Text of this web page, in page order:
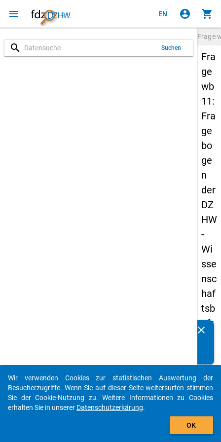
menu EN account_circle shopping_cart
search Suchen
Frage
Fra
ge
wb
11:
Fra
ge
bo
ge
n
der
DZ
HW
-
Wi
sse
nsc
haf
tsb
efr
g
20
23
Details
clear
auto_stories
add_shopping_cart
Wir verwenden Cookies zur statistischen Auswertung der
Besucherzugriffe. Wenn Sie auf dieser Seite weitersurfen stimmen
Sie der Cookie-Nutzung zu. Weitere Informationen zu Cookies
erhalten Sie in unserer Datenschutzerkärung.
OK